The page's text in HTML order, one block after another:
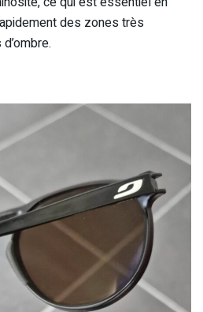
des zones très